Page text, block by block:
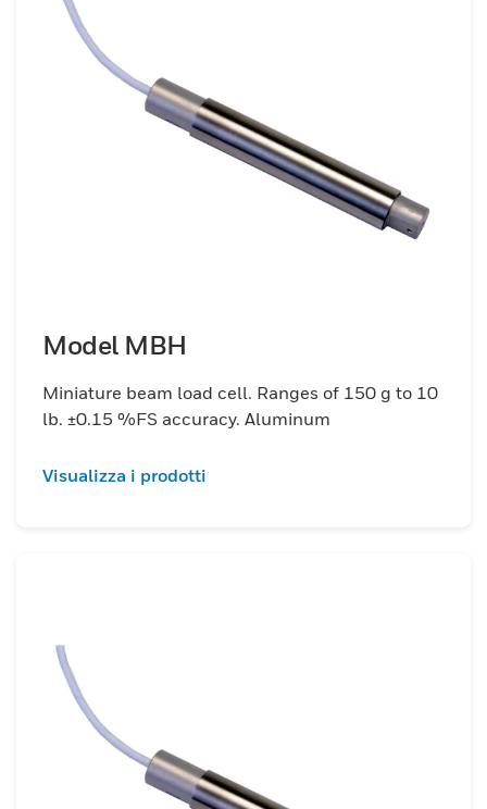
Model MBH
Miniature beam load cell. Ranges of 150 g to 10
lb. ±0.15 %FS accuracy. Aluminum
Visualizza i prodotti